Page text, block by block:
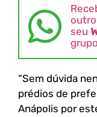
seu
“Sem dúvida
prédios de
Anápolis por